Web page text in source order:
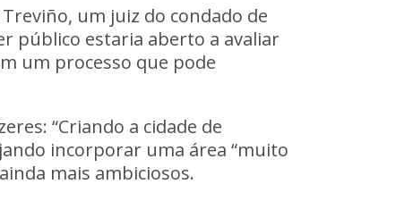
um juiz do condado de
público estaria aberto a avaliar
um processo que pode
“Criando a cidade de
incorporar uma área “muito
mais ambiciosos.